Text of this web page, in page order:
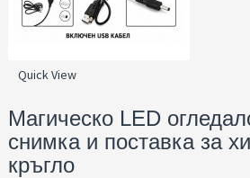
Quick View
Магическо LED
снимка и поставка за
кръгло